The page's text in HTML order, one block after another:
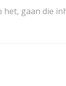
gaan die